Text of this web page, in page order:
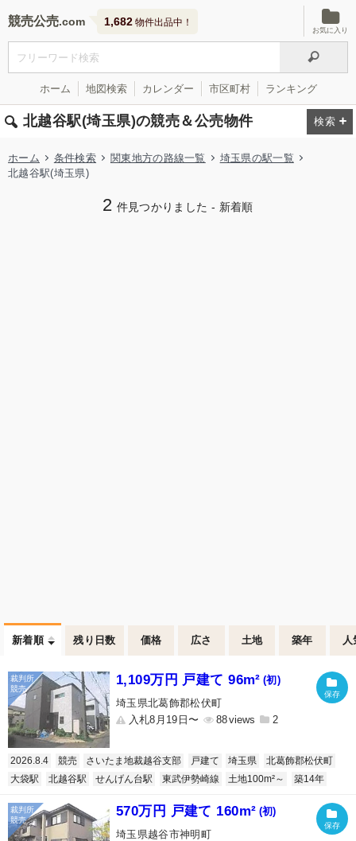
競売公売 1,682 物件出品中！
お気に入り
ホーム 地図検索 カレンダー 市区町村 ランキング
北越谷駅(埼玉県)の競売＆公売物件
ホーム 条件検索 関東地方の路線一覧
埼玉県の駅一覧
北越谷駅(埼玉県)
2 件見つかりました - 新着順
新着順 残り日数 価格 広さ 土地 築年 人
1,109万円 戸建て 96m² (初)
埼玉県北葛飾郡松伏町
入札8月19日〜
88 2
2026.8.4 競売 さいたま地裁越谷支部 戸建て 埼玉県
北葛飾郡松伏町
大袋駅
北越谷駅 せんげん台駅 東武伊勢崎線 土地100m²～ 築14年
570万円 戸建て 160m² (初)
埼玉県越谷市神明町